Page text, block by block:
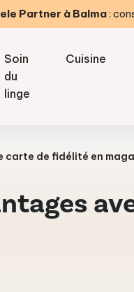
Partner à Balma:
Soin
du
linge
Cuisine
carte de fidélité en